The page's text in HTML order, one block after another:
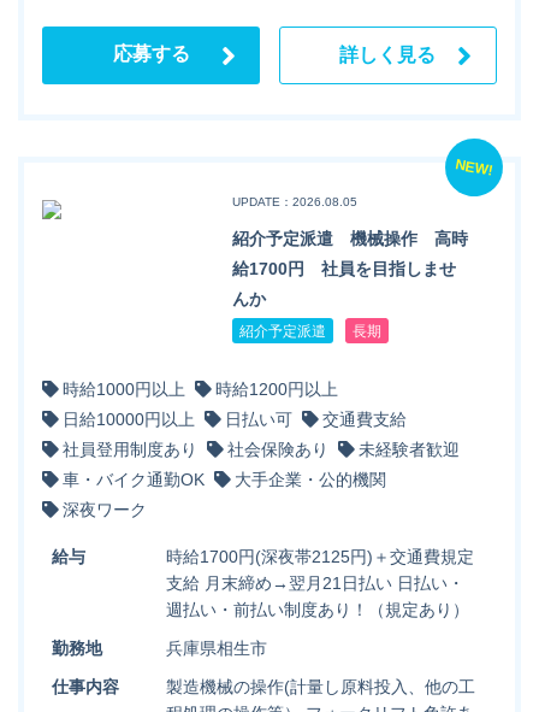
応募する 詳しく見る
NEW!
UPDATE：2026.08.05
紹介予定派遣 機械操作 高時
給1700円 社員を目指しませ
んか
紹介予定派遣 長期
時給1000円以上
時給1200円以上
日給10000円以上
日払い可
交通費支給
社員登用制度あり
社会保険あり
未経験者歓迎
車・バイク通勤OK
大手企業・公的機関
深夜ワーク
給与
時給1700円(深夜帯2125円)＋交通費規定
支給 月末締め→翌月21日払い 日払い・
週払い・前払い制度あり！（規定あり）
勤務地
兵庫県相生市
仕事内容
製造機械の操作(計量し原料投入、他の工